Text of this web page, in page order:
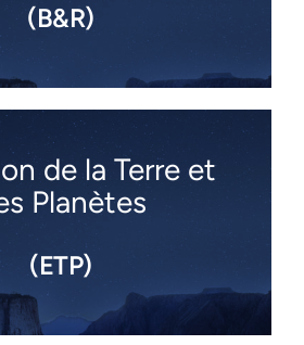
(B&R)
de la Terre et
Planètes
(ETP)